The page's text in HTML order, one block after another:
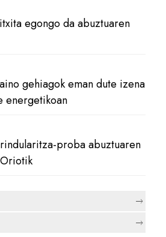
egongo da abuztuaren
gehiagok eman dute izena
energetikoan
proba abuztuaren